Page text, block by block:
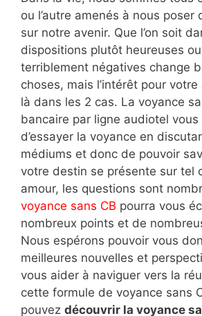
ou l’autre amenés à nous poser
sur notre avenir. Que l’on soit
dispositions plutôt heureuses
terriblement négatives change
choses, mais l’intérêt pour
là dans les 2 cas. La voyance
bancaire par ligne audiotel vous
d’essayer la voyance en
médiums et donc de pouvoir
votre destin se présente sur tel
amour, les questions sont
voyance sans CB pourra vous
nombreux points et de
Nous espérons pouvoir vous
meilleures nouvelles et
vous aider à naviguer vers la
cette formule de voyance sans
pouvez découvrir la voyance